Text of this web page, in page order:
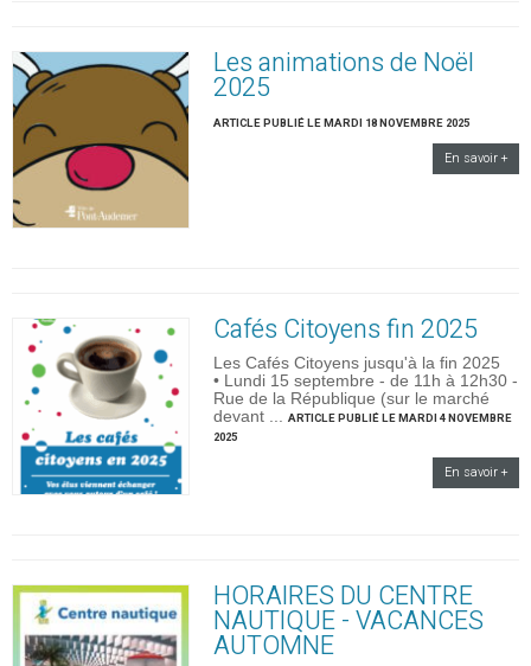
Les animations de Noël
2025
ARTICLE PUBLIÉ LE MARDI 18 NOVEMBRE 2025
En savoir +
Cafés Citoyens fin 2025
Les Cafés Citoyens jusqu'à la fin 2025
• Lundi 15 septembre - de 11h à 12h30 -
Rue de la République (sur le marché
devant ... ARTICLE PUBLIÉ LE MARDI 4 NOVEMBRE
2025
En savoir +
HORAIRES DU CENTRE
NAUTIQUE - VACANCES
AUTOMNE